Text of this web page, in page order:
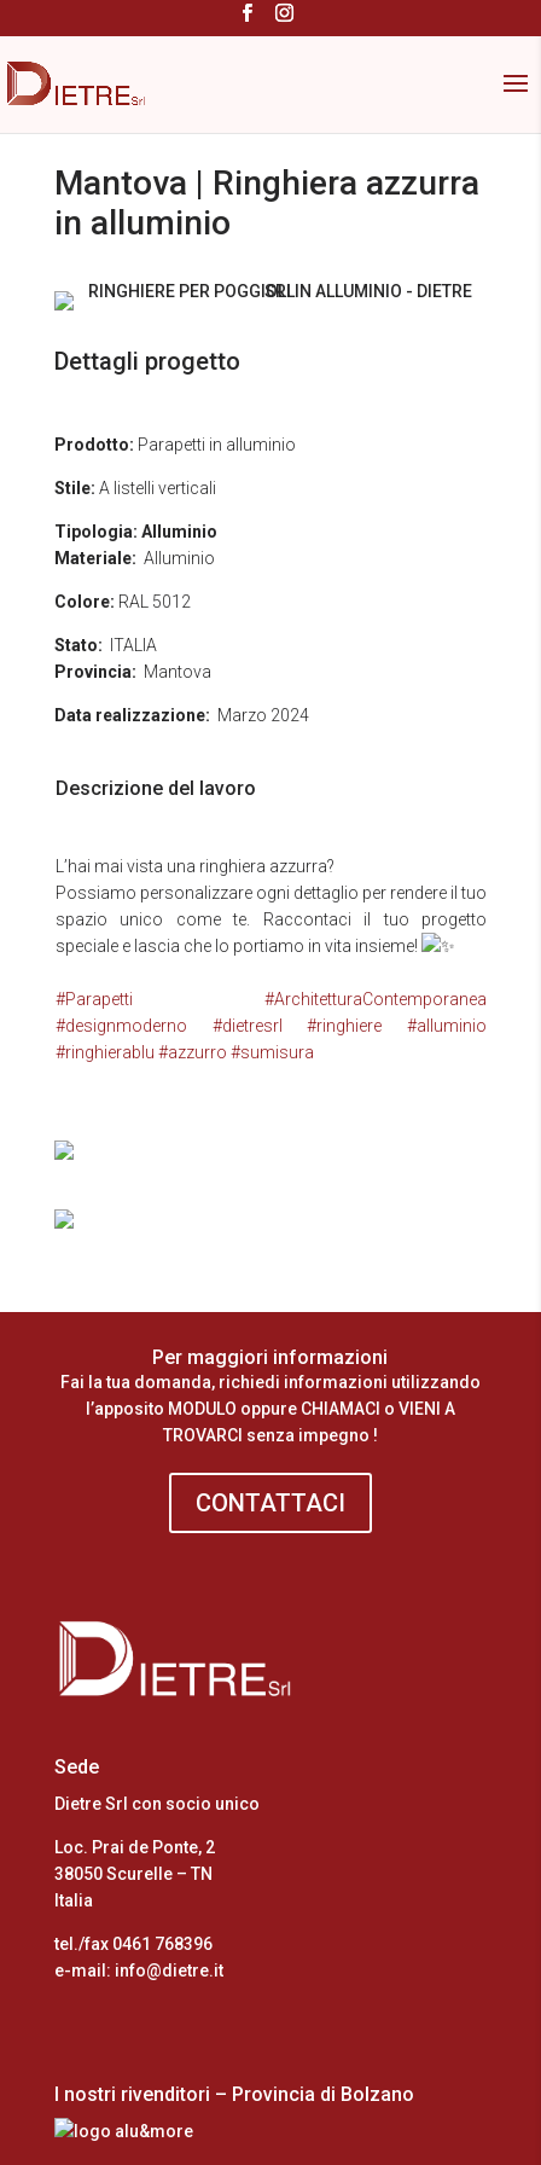
Mantova | Ringhiera azzurra
in alluminio
Dettagli progetto
Prodotto: Parapetti in alluminio
Stile: A listelli verticali
Tipologia: Alluminio
Materiale: Alluminio
Colore: RAL 5012
Stato:
ITALIA
Provincia: Mantova
Data realizzazione: Marzo 2024
Descrizione del lavoro
L’hai mai vista una ringhiera azzurra?
Possiamo personalizzare ogni dettaglio per rendere il tuo
spazio unico come te. Raccontaci il tuo progetto
speciale e lascia che lo portiamo in vita insieme!
#Parapetti
#ArchitetturaContemporanea
#designmoderno
#dietresrl #ringhiere
#alluminio
#ringhierablu #azzurro #sumisura
Per maggiori informazioni
Fai la tua domanda, richiedi informazioni utilizzando
l’apposito MODULO oppure CHIAMACI o VIENI A
TROVARCI senza impegno !
CONTATTACI
Sede
Dietre Srl con socio unico
Loc. Prai de Ponte, 2
38050 Scurelle – TN
Italia
tel./fax 0461 768396
e-mail: info@dietre.it
I nostri rivenditori – Provincia di Bolzano